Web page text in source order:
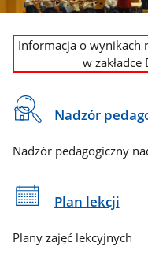
CSS
do
Baner
INFORMACJE
dodane
Informacja o wynikach
w zakładce
INFORMACJE
2
Na
skróty
Nadzór
Nadzór pedagogiczny
Plan lekcji
Plany zajęć lekcyjnych